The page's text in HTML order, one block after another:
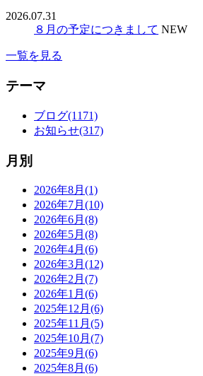
2026.07.31
８月の予定につきまして NEW
一覧を見る
テーマ
ブログ(1171)
お知らせ(317)
月別
2026年8月(1)
2026年7月(10)
2026年6月(8)
2026年5月(8)
2026年4月(6)
2026年3月(12)
2026年2月(7)
2026年1月(6)
2025年12月(6)
2025年11月(5)
2025年10月(7)
2025年9月(6)
2025年8月(6)